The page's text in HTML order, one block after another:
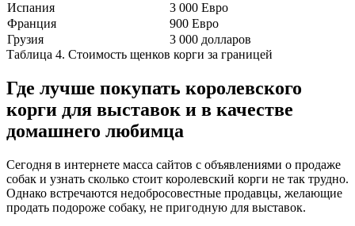
Испания
3 000 Евро
Франция
900 Евро
Грузия
3 000 долларов
Таблица 4. Стоимость щенков корги за границей
Где лучше покупать королевского
корги для выставок и в качестве
домашнего любимца
Сегодня в интернете масса сайтов с объявлениями о продаже
собак и узнать сколько стоит королевский корги не так трудно.
Однако встречаются недобросовестные продавцы, желающие
продать подороже собаку, не пригодную для выставок.